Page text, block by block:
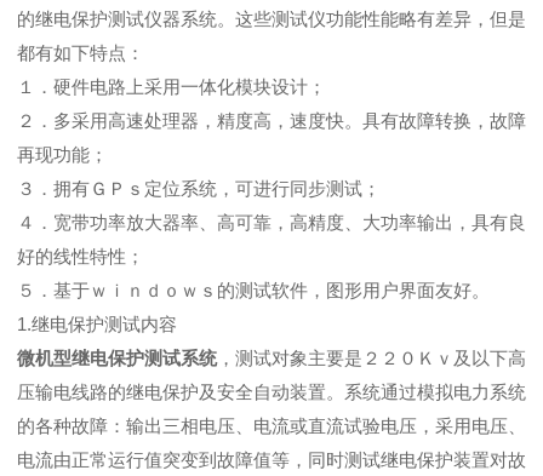
的继电保护测试仪器系统。这些测试仪功能性能略有差异，但是
都有如下特点：
１．硬件电路上采用一体化模块设计；
２．多采用高速处理器，精度高，速度快。具有故障转换，故障
再现功能；
３．拥有ＧＰｓ定位系统，可进行同步测试；
４．宽带功率放大器率、高可靠，高精度、大功率输出，具有良
好的线性特性；
５．基于ｗｉｎｄｏｗｓ的测试软件，图形用户界面友好。
1.继电保护测试内容
微机型继电保护测试系统，测试对象主要是２２０Ｋｖ及以下高
压输电线路的继电保护及安全自动装置。系统通过模拟电力系统
的各种故障：输出三相电压、电流或直流试验电压，采用电压、
电流由正常运行值突变到故障值等，同时测试继电保护装置对故